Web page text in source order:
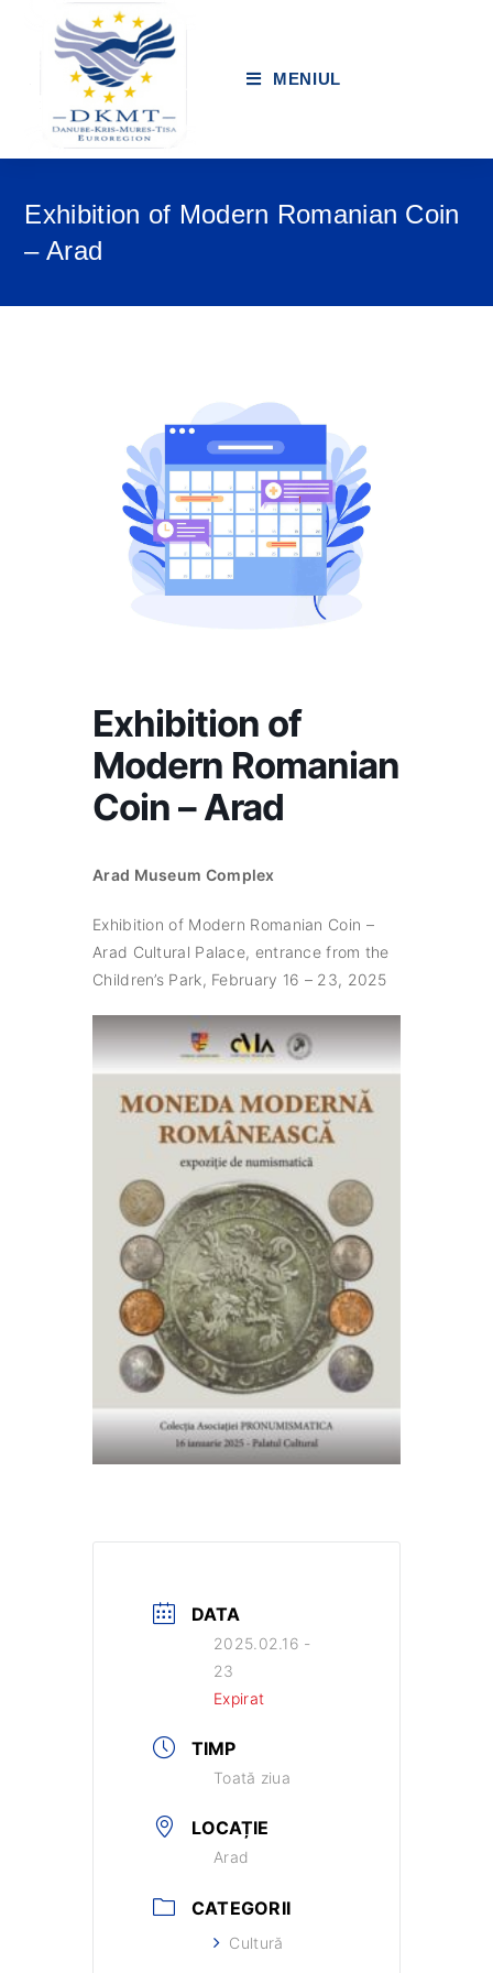
MENIUL
Exhibition of Modern Romanian Coin
– Arad
Exhibition of
Modern Romanian
Coin – Arad
Arad Museum Complex
Exhibition of Modern Romanian Coin –
Arad Cultural Palace, entrance from the
Children’s Park, February 16 – 23, 2025
DATA
2025.02.16 -
23
Expirat
TIMP
Toată ziua
LOCAȚIE
Arad
CATEGORII
Cultură